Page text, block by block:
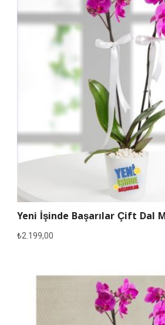
Yeni İşinde Başarılar Çift Dal
₺2.199,00